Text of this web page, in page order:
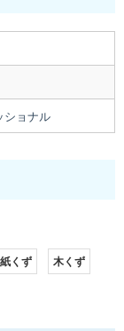
ショナル
紙くず
木くず